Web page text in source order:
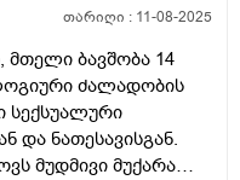
როგორ ვუშველო :(
თარიღი : 11-08-2025
მთელი ბავშობა 14
ძალადობის
სექსუალური
და ნათესავისგან.
მუდმივი მუქარა